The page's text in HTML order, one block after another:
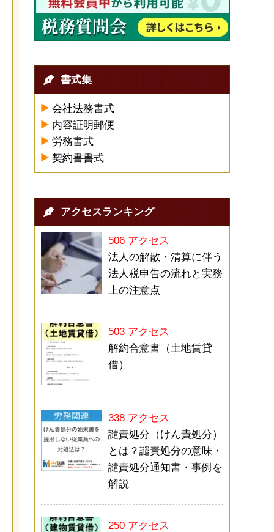
書式集
会社法務書式
内容証明郵便
労務書式
契約書書式
アクセスランキング
506 アクセス
法人の解散・清算に伴う
法人税申告の流れと実務
上の注意点
503 アクセス
解約合意書（土地賃貸
借）
338 アクセス
譴責処分（けん責処分）
とは？譴責処分の意味・
譴責処分通知書・事例を
解説
250 アクセス